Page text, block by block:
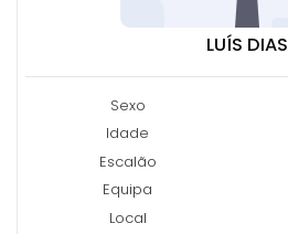
LUÍS DIAS
Sexo
Idade
Escalão
Equipa
Local